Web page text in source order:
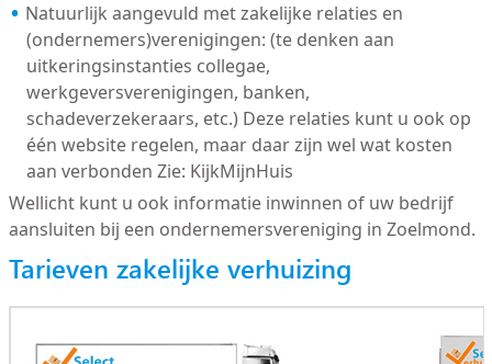
Natuurlijk aangevuld met zakelijke relaties en
(ondernemers)verenigingen: (te denken aan
uitkeringsinstanties collegae,
werkgeversverenigingen, banken,
schadeverzekeraars, etc.) Deze relaties kunt u ook op
één website regelen, maar daar zijn wel wat kosten
aan verbonden Zie: KijkMijnHuis
Wellicht kunt u ook informatie inwinnen of uw bedrijf
aansluiten bij een ondernemersvereniging in Zoelmond.
Tarieven zakelijke verhuizing